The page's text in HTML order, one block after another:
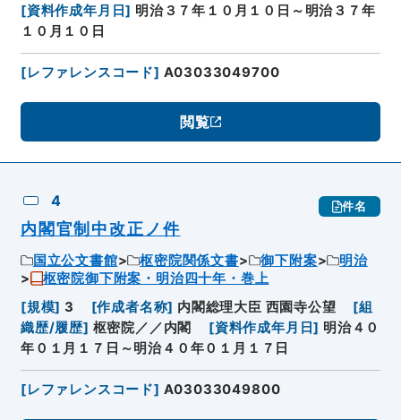
[資料作成年月日] 明治３７年１０月１０日～明治３７年
１０月１０日
[レファレンスコード] A03033049700
閲覧
4 件名
内閣官制中改正ノ件
国立公文書館 枢密院関係文書 御下附案
明治
枢密院御下附案・明治四十年・巻上
[規模] 3 [作成者名称] 内閣総理大臣 西園寺公望 [組
織歴/履歴] 枢密院／／内閣 [資料作成年月日] 明治４０
年０１月１７日～明治４０年０１月１７日
[レファレンスコード] A03033049800